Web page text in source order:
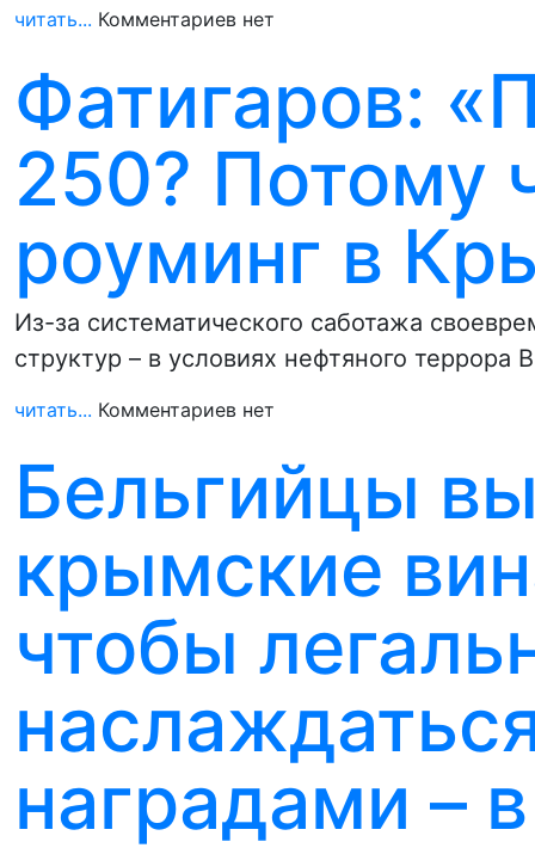
читать... Комментариев нет
Фатигаров:
250? Потому
роуминг в
Из-за систематического саботажа
структур – в условиях нефтяного террора
читать... Комментариев нет
Бельгийцы
крымские
чтобы
наградами –